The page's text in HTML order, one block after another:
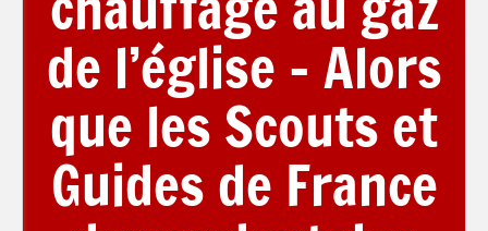
de l’église – Alors
que les Scouts et
Guides de France